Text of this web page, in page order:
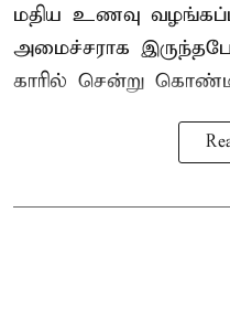
மதிய உணவு
அமைச்சராக
காரில் சென்று